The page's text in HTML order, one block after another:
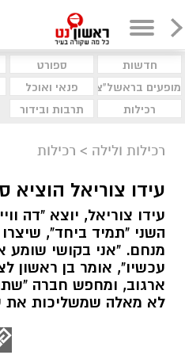
חדשות ספורט
מופעים בראשל"צ
פנאי ואוכל
רכילות
תרבות ובידור
רכילות ולילה > רכילות
עידו צוריאל הוציא
עידו צוריאל, יוצא "דה
השני "תמיד ביחד", שיצרו
מנחם. "אני בקושי
עכשיו", אומר בן ראשון
ארגוב, ומחפש חברה
לא מאלה שמשליכות את